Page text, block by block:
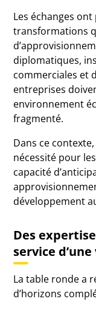
Les échanges
transformations
diplomatiques,
commerciales et
entreprises
environnement
fragmenté.
Dans ce
nécessité pour
capacité
développement
Des
service
La table ronde a
d’horizons